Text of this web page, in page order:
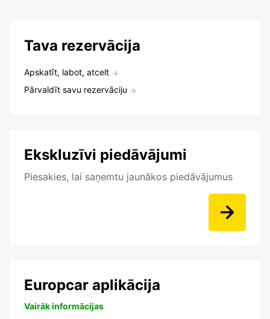
Tava rezervācija
Apskatīt, labot, atcelt
Pārvaldīt savu rezervāciju
Ekskluzīvi piedāvājumi
Piesakies, lai saņemtu jaunākos piedāvājumus
Europcar aplikācija
Vairāk informācijas